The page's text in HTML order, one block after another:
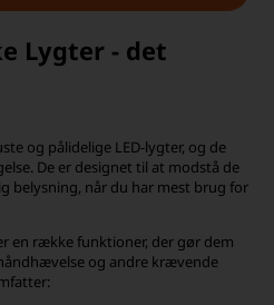
Lygter - det
og pålidelige LED-lygter, og de
De er designet til at modstå de
belysning, når du har mest brug for
en række funktioner, der gør dem
og andre krævende